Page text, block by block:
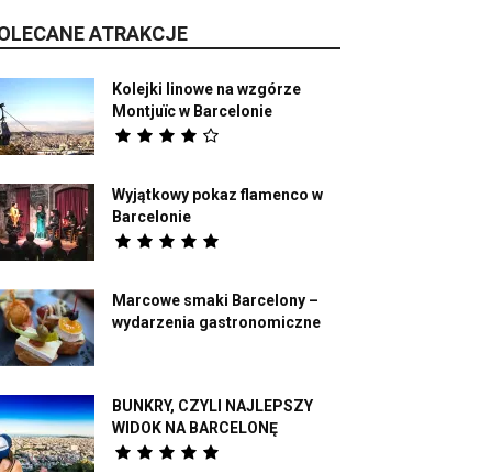
ATRAKCJE
Kolejki linowe na wzgórze
Montjuïc w Barcelonie
Wyjątkowy pokaz flamenco w
Barcelonie
Marcowe smaki Barcelony –
wydarzenia gastronomiczne
BUNKRY, CZYLI NAJLEPSZY
WIDOK NA BARCELONĘ